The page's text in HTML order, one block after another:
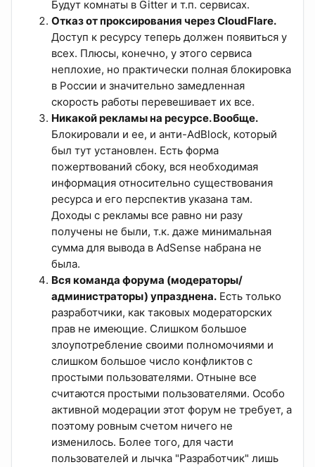
Будут комнаты в Gitter и т.п. сервисах.
Отказ от проксирования через CloudFlare.
Доступ к ресурсу теперь должен появиться у
всех. Плюсы, конечно, у этого сервиса
неплохие, но практически полная блокировка
в России и значительно замедленная
скорость работы перевешивает их все.
Никакой рекламы на ресурсе. Вообще.
Блокировали и ее, и анти-AdBlock, который
был тут установлен. Есть форма
пожертвований сбоку, вся необходимая
информация относительно существования
ресурса и его перспектив указана там.
Доходы с рекламы все равно ни разу
получены не были, т.к. даже минимальная
сумма для вывода в AdSense набрана не
была.
Вся команда форума (модераторы/
администраторы) упразднена. Есть только
разработчики, как таковых модераторских
прав не имеющие. Слишком большое
злоупотребление своими полномочиями и
слишком большое число конфликтов с
простыми пользователями. Отныне все
считаются простыми пользователями. Особо
активной модерации этот форум не требует, а
поэтому ровным счетом ничего не
изменилось. Более того, для части
пользователей и лычка "Разработчик" лишь